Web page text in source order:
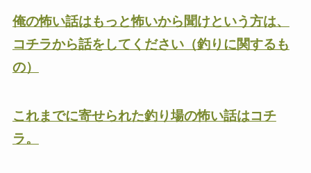
俺の怖い話はもっと怖いから聞けという方は、
コチラから話をしてください（釣りに関するも
の）
これまでに寄せられた釣り場の怖い話はコチ
ラ。